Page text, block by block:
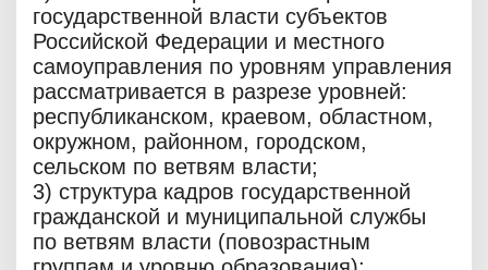
государственной власти субъектов
Российской Федерации и местного
самоуправления по уровням управления
рассматривается в разрезе уровней:
республиканском, краевом, областном,
окружном, районном, городском,
сельском по ветвям власти;
3) структура кадров государственной
гражданской и муниципальной службы
по ветвям власти (повозрастным